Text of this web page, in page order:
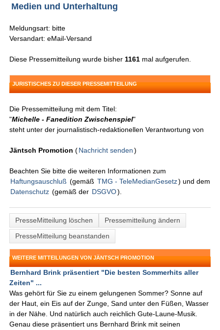
Medien und Unterhaltung
Meldungsart: bitte
Versandart: eMail-Versand
Diese Pressemitteilung wurde bisher 1161 mal aufgerufen.
JURISTISCHES ZU DIESER PRESSEMITTEILUNG
Die Pressemitteilung mit dem Titel:
"Michelle - Fanedition Zwischenspiel"
steht unter der journalistisch-redaktionellen Verantwortung von
Jäntsch Promotion (Nachricht senden )
Beachten Sie bitte die weiteren Informationen zum
Haftungsauschluß (gemäß TMG - TeleMedianGesetz) und dem
Datenschutz (gemäß der DSGVO).
PresseMitteilung löschen
Pressemitteilung ändern
PresseMitteilung beanstanden
WEITERE MITTEILUNGEN VON JÄNTSCH PROMOTION
Bernhard Brink präsentiert "Die besten Sommerhits aller
Zeiten" ...
Was gehört für Sie zu einem gelungenen Sommer? Sonne auf
der Haut, ein Eis auf der Zunge, Sand unter den Füßen, Wasser
in der Nähe. Und natürlich auch reichlich Gute-Laune-Musik.
Genau diese präsentiert uns Bernhard Brink mit seinen